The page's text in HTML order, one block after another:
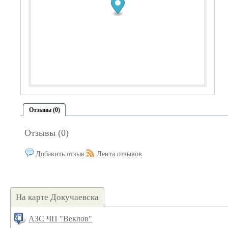
Отзывы (0)
Отзывы (0)
Добавить отзыв Лента отзывов
На карте Докучаевска
АЗС ЧП "Веклов"